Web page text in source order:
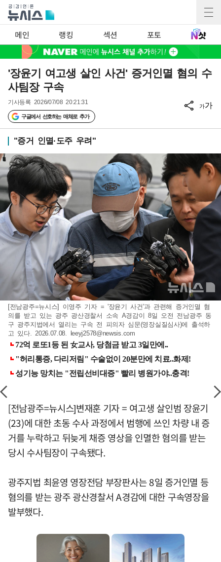
메인 랭킹 섹션 포토
'장윤기 여고생 살인 사건' 증거인멸 혐의 수
사팀장 구속
기사등록 2026/07/08 20:21:31
구글에서 선호하는 매체로 추가
가가
"증거 인멸·도주 우려"
[전남광주=뉴시스] 이영주 기자 = '장윤기 사건'과 관련해 증거인멸 혐
의를 받고 있는 광주 광산경찰서 소속 A경감이 8일 오전 전남광주 동
구 광주지법에서 열리는 구속 전 피의자 심문(영장실질심사)에 출석하
고 있다. 2026.07.08.
leeyj2578@newsis.com
[전남광주=뉴시스]변재훈 기자 = 여고생 살인범 장윤기
(23)에 대한 초동 수사 과정에서 범행에 쓰인 차량 내 증
거를 누락하고 뒤늦게 채증 영상을 인멸한 혐의를 받는
당시 수사팀장이 구속됐다.
광주지법 최윤영 영장전담 부장판사는 8일 증거인멸 등
혐의를 받는 광주 광산경찰서 A경감에 대한 구속영장을
발부했다.